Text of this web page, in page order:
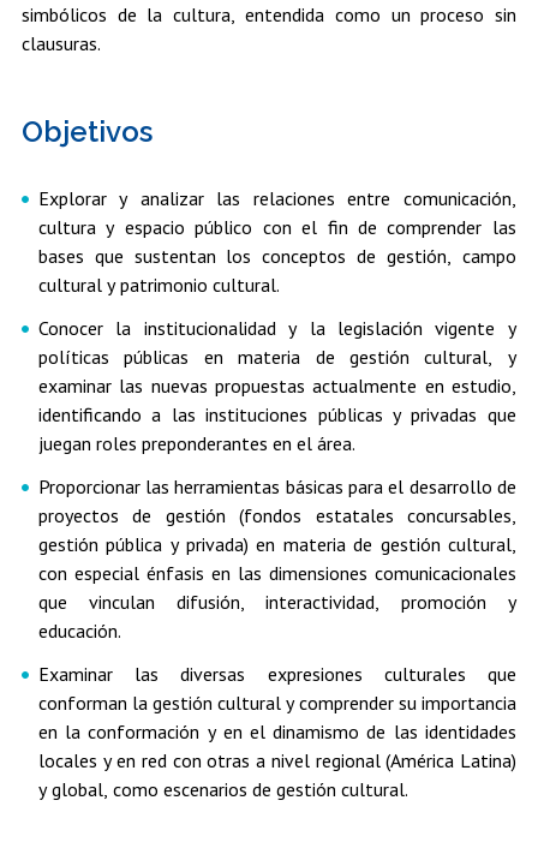
simbólicos de la cultura, entendida como un proceso sin
clausuras.
Objetivos
Explorar y analizar las relaciones entre comunicación,
cultura y espacio público con el fin de comprender las
bases que sustentan los conceptos de gestión, campo
cultural y patrimonio cultural.
Conocer la institucionalidad y la legislación vigente y
políticas públicas en materia de gestión cultural, y
examinar las nuevas propuestas actualmente en estudio,
identificando a las instituciones públicas y privadas que
juegan roles preponderantes en el área.
Proporcionar las herramientas básicas para el desarrollo de
proyectos de gestión (fondos estatales concursables,
gestión pública y privada) en materia de gestión cultural,
con especial énfasis en las dimensiones comunicacionales
que vinculan difusión, interactividad, promoción y
educación.
Examinar las diversas expresiones culturales que
conforman la gestión cultural y comprender su importancia
en la conformación y en el dinamismo de las identidades
locales y en red con otras a nivel regional (América Latina)
y global, como escenarios de gestión cultural.